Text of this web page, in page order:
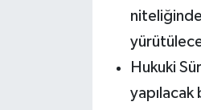
Hukuki
yapılacak